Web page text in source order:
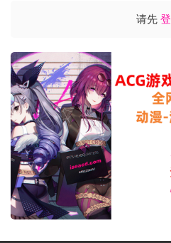
最低配置:
需要 64 位处理器和操作系
操作系统: 64-bit Windows
Pack 1
处理器: Intel Core i3-2100
内存: 3 GB RAM
显卡: 1 GB AMD 5570 or
DirectX 版本: 11
网络: 宽带互联网连接
请先